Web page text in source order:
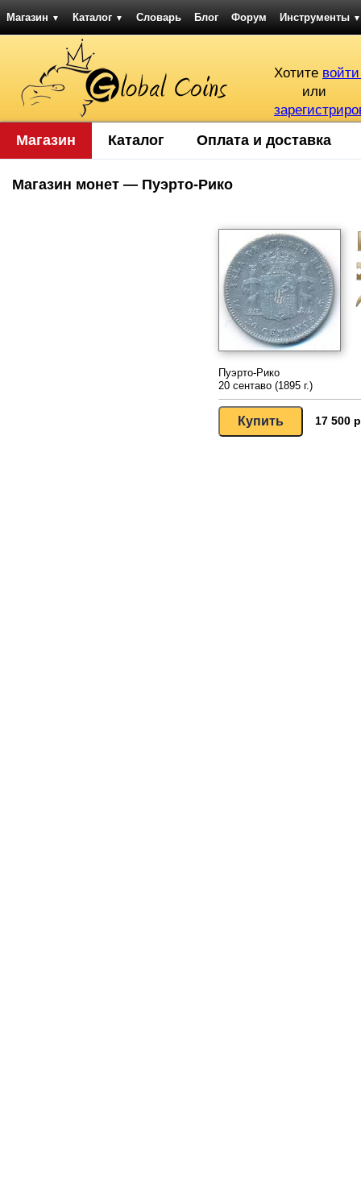
Магазин ▼ Каталог ▼ Словарь Блог Форум Инструменты ▼
Хотите
или
Магазин Каталог Оплата и доставка
Магазин монет — Пуэрто-Рико
Пуэрто-Рико
20 сентаво (1895 г.)
17 500